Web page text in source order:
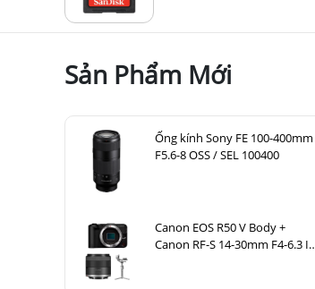
Sản Phẩm Mới
Ống kính Sony FE 100-400mm
F5.6-8 OSS / SEL 100400
Canon EOS R50 V Body +
Canon RF-S 14-30mm F4-6.3 IS